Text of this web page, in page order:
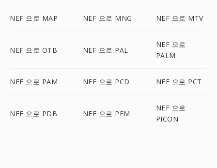
NEF 으로 MAP NEF 으로 MNG NEF 으로 MTV
NEF 으로 OTB NEF 으로 PAL
NEF 으로
PALM
NEF 으로 PAM NEF 으로 PCD NEF 으로 PCT
NEF 으로 PDB NEF 으로 PFM
NEF 으로
PICON